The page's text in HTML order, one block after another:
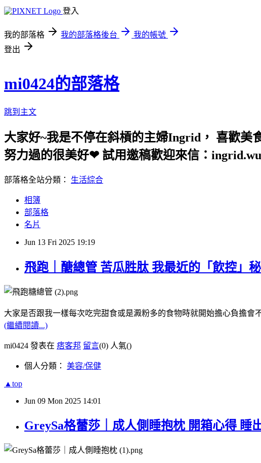
登入
我的部落格 我的部落格後台
我的帳號
登出
mi0424的部落格
跳到主文
大家好~我是不停在斜槓的主婦Ingrid， 喜歡
努力過的很美好❤ 試用邀稿歡迎來信：
部落格全站分類： 生活綜合
相簿
部落格
名片
Jun 13 Fri 2025 19:19
飛跑｜醣總管 苦瓜胜肽 我最近的「飲控」
大家是否跟我一樣每次吃完甜食或是澱粉多的食物時就開始擔心負擔
(繼續閱讀...)
mi0424 發表在 痞客邦 留言(0) 人氣()
個人分類： 美容/保健
▲top
Jun 09 Mon 2025 14:01
GreySa格蕾莎｜成人側睡抱枕 開箱心得 睡